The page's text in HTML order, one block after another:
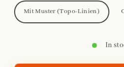
Mit Muster (Topo-Linien)
In